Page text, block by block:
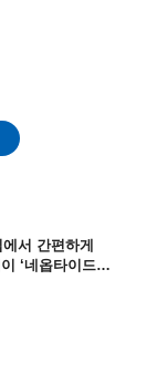
서 간편하게
‘네옵타이드